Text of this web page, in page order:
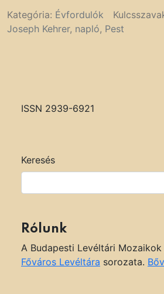
Kategória: Évfordulók
Joseph Kehrer, napló, Pest
ISSN 2939-6921
Keresés
Rólunk
A Budapesti Levéltári Mozaikok
Főváros Levéltára sorozata.